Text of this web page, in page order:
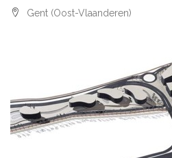
Gent (Oost-Vlaanderen)